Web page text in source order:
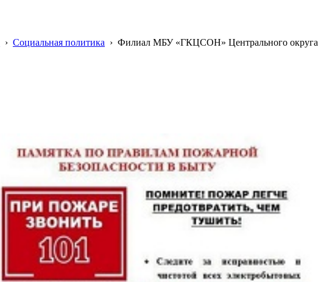
› Социальная политика › Филиал МБУ «ГКЦСОН» Центрального округа